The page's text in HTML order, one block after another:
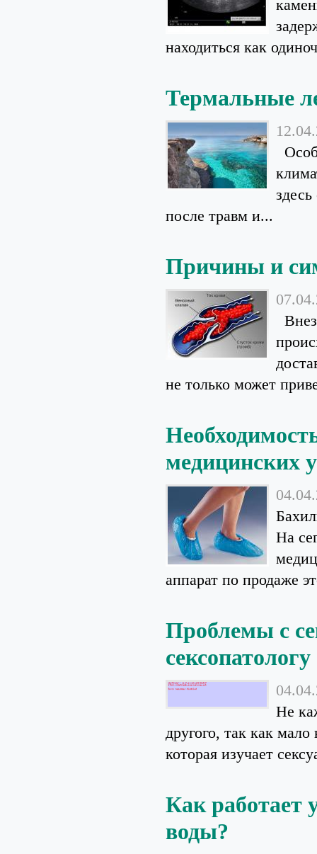
находиться как
Термальные
после травм и...
Причины и
не только может
медицинских
На
аппарат по продаже
Проблемы с
сексопатологу
Не
другого, так как
которая изучает
Как работает
воды?